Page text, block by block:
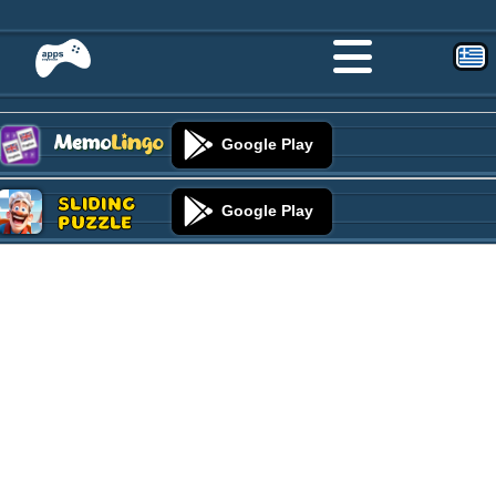
Google Play
Sliding
Puzzle Google Play